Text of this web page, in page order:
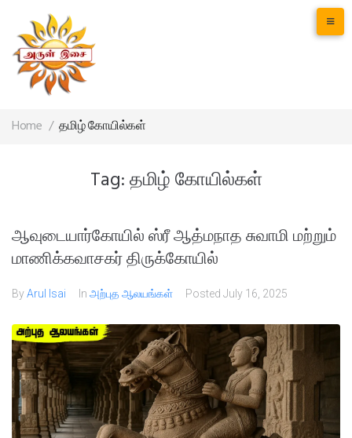
Home / தமிழ் கோயில்கள்
Tag:தமிழ் கோயில்கள்
ஆவுடையார்கோயில் ஸ்ரீ ஆத்மநாத சுவாமி மற்றும்
மாணிக்கவாசகர் திருக்கோயில்
ByArul Isai In அற்புத ஆலயங்கள் Posted July 16, 2025